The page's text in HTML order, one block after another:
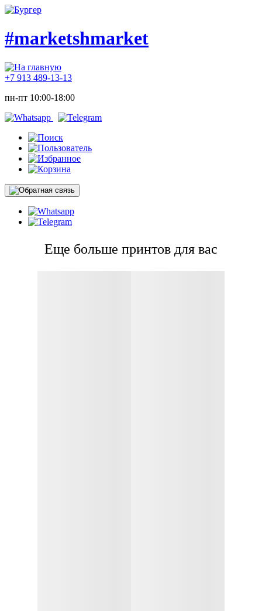
#marketshmarket
+7 913 489-13-13
пн-пт 10:00-18:00
Еще больше принтов для вас